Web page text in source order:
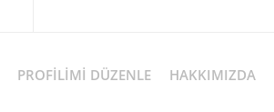
PROFILIMI DÜZENLE HAKKIMIZDA